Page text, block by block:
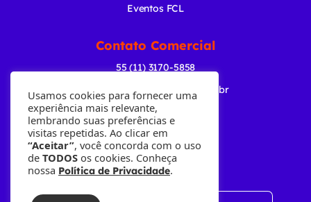
Eventos FCL
Contato Comercial
55 (11) 3170-5858
comercial@radiogazeta.com.br
Baixe nosso APP
Usamos cookies para fornecer uma
experiência mais relevante,
lembrando suas preferências e
visitas repetidas. Ao clicar em
“Aceitar”, você concorda com o uso
de TODOS os cookies. Conheça
nossa Política de Privacidade.